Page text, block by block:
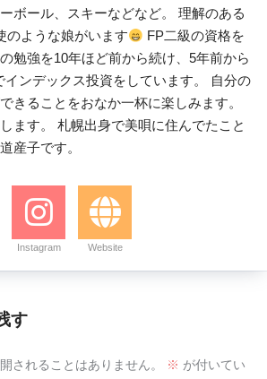
ボール、スキーなどなど。 理解のある
のような娘がいます
FP二級の資格を
勉強を10年ほど前から続け、5年前から
インデックス投資をしています。 自分の
きることをおなか一杯に楽しみます。
ます。 札幌出身で美唄に住んでたこと
産子です。
Instagram Website
す
されることはありません。 ※ が付いてい